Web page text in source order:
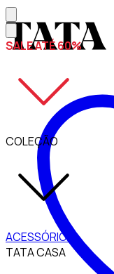
SALE ATÉ 60%
COLEÇÃO
ACESSÓRIOS
TATA CASA